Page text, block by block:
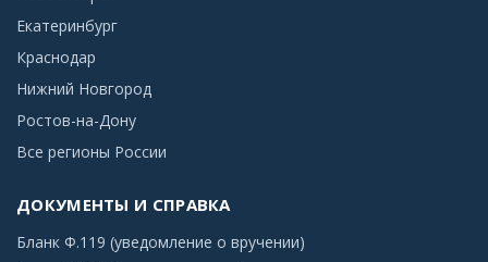
Екатеринбург
Краснодар
Нижний Новгород
Ростов-на-Дону
Все регионы России
ДОКУМЕНТЫ И СПРАВКА
Бланк Ф.119 (уведомление о вручении)